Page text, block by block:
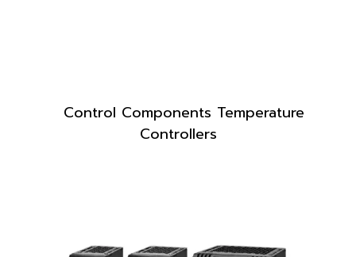
Control Components Temperature
Controllers